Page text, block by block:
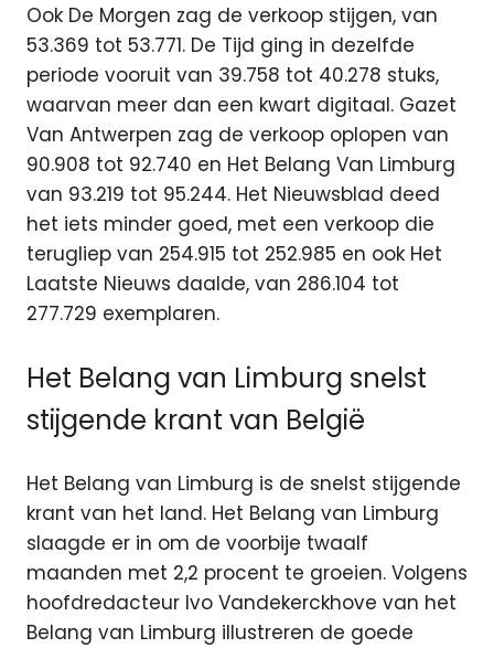
Ook De Morgen zag de verkoop stijgen, van
53.369 tot 53.771. De Tijd ging in dezelfde
periode vooruit van 39.758 tot 40.278 stuks,
waarvan meer dan een kwart digitaal. Gazet
Van Antwerpen zag de verkoop oplopen van
90.908 tot 92.740 en Het Belang Van Limburg
van 93.219 tot 95.244. Het Nieuwsblad deed
het iets minder goed, met een verkoop die
terugliep van 254.915 tot 252.985 en ook Het
Laatste Nieuws daalde, van 286.104 tot
277.729 exemplaren.
Het Belang van Limburg snelst
stijgende krant van België
Het Belang van Limburg is de snelst stijgende
krant van het land. Het Belang van Limburg
slaagde er in om de voorbije twaalf
maanden met 2,2 procent te groeien. Volgens
hoofdredacteur Ivo Vandekerckhove van het
Belang van Limburg illustreren de goede